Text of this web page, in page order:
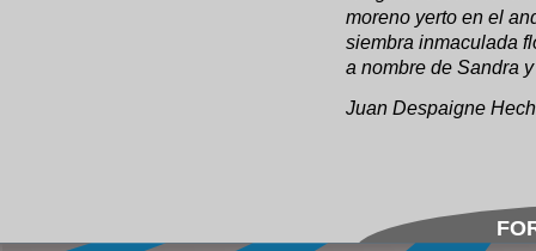
moreno yerto en el
siembra inmaculada
a nombre de Sandra
Juan Despaigne